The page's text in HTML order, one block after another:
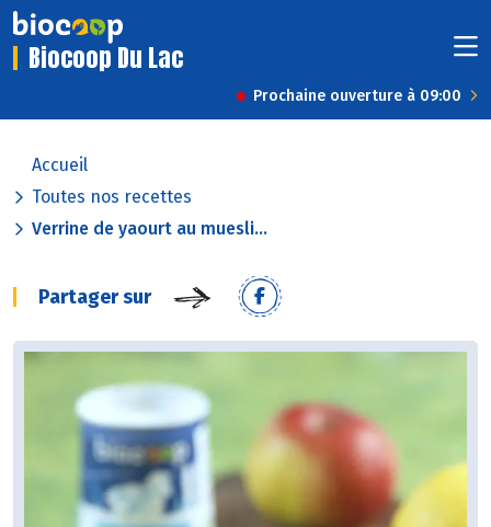
Biocoop Du Lac
Prochaine ouverture à 09:00
Accueil
Toutes nos recettes
Verrine de yaourt au muesli...
Partager sur